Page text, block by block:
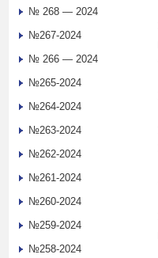
№ 268 — 2024
№267-2024
№ 266 — 2024
№265-2024
№264-2024
№263-2024
№262-2024
№261-2024
№260-2024
№259-2024
№258-2024